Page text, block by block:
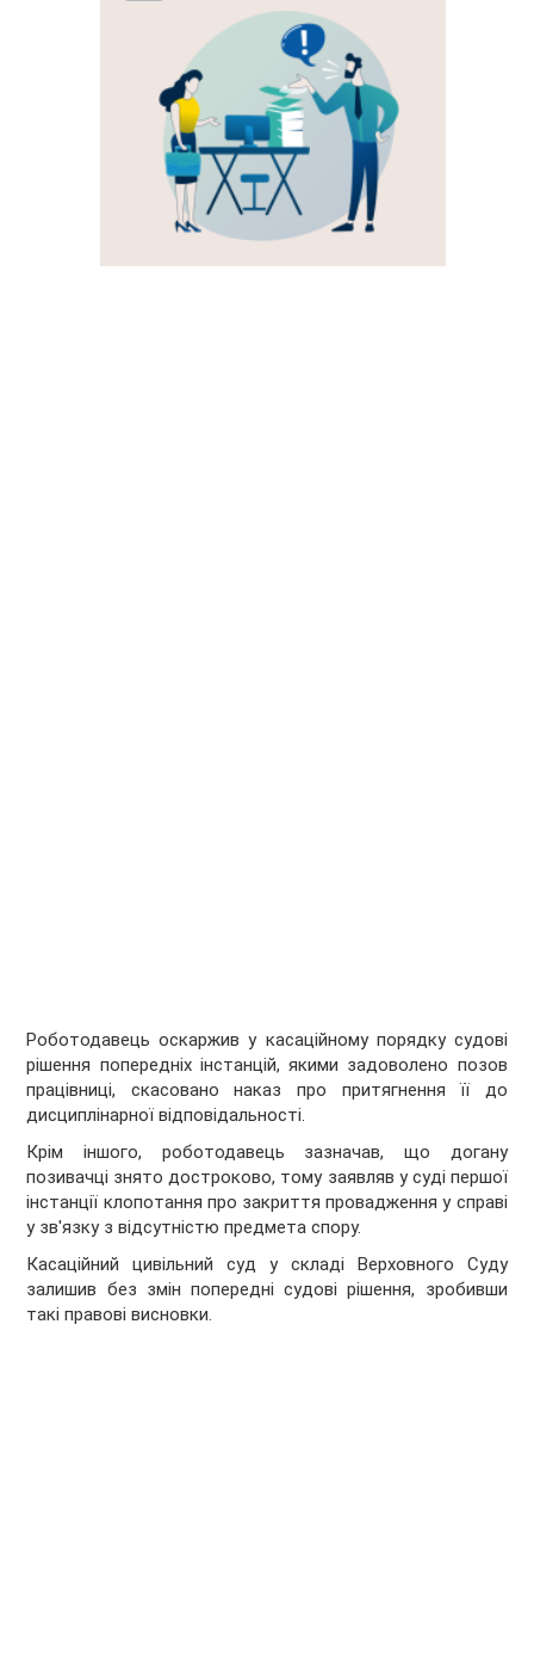
Роботодавець оскаржив у касаційному порядку судові
рішення попередніх інстанцій, якими задоволено позов
працівниці, скасовано наказ про притягнення її до
дисциплінарної відповідальності.
Крім іншого, роботодавець зазначав, що догану
позивачці знято достроково, тому заявляв у суді першої
інстанції клопотання про закриття провадження у справі
у зв'язку з відсутністю предмета спору.
Касаційний цивільний суд у складі Верховного Суду
залишив без змін попередні судові рішення, зробивши
такі правові висновки.